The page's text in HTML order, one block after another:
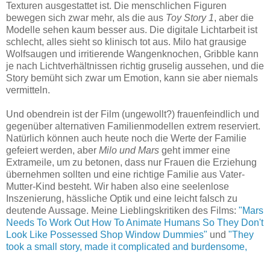
Texturen ausgestattet ist. Die menschlichen Figuren
bewegen sich zwar mehr, als die aus Toy Story 1, aber die
Modelle sehen kaum besser aus. Die digitale Lichtarbeit ist
schlecht, alles sieht so klinisch tot aus. Milo hat grausige
Wolfsaugen und irritierende Wangenknochen, Gribble kann
je nach Lichtverhältnissen richtig gruselig aussehen, und die
Story bemüht sich zwar um Emotion, kann sie aber niemals
vermitteln.
Und obendrein ist der Film (ungewollt?) frauenfeindlich und
gegenüber alternativen Familienmodellen extrem reserviert.
Natürlich können auch heute noch die Werte der Familie
gefeiert werden, aber Milo und Mars geht immer eine
Extrameile, um zu betonen, dass nur Frauen die Erziehung
übernehmen sollten und eine richtige Familie aus Vater-
Mutter-Kind besteht. Wir haben also eine seelenlose
Inszenierung, hässliche Optik und eine leicht falsch zu
deutende Aussage. Meine Lieblingskritiken des Films: "Mars
Needs To Work Out How To Animate Humans So They Don't
Look Like Possessed Shop Window Dummies" und "They
took a small story, made it complicated and burdensome,